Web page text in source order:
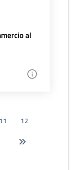
al
11
12